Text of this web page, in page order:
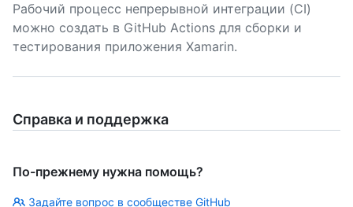
Рабочий процесс непрерывной интеграции (CI)
можно создать в GitHub Actions для сборки и
тестирования приложения Xamarin.
Справка и поддержка
По-прежнему нужна помощь?
Задайте вопрос в сообществе GitHub